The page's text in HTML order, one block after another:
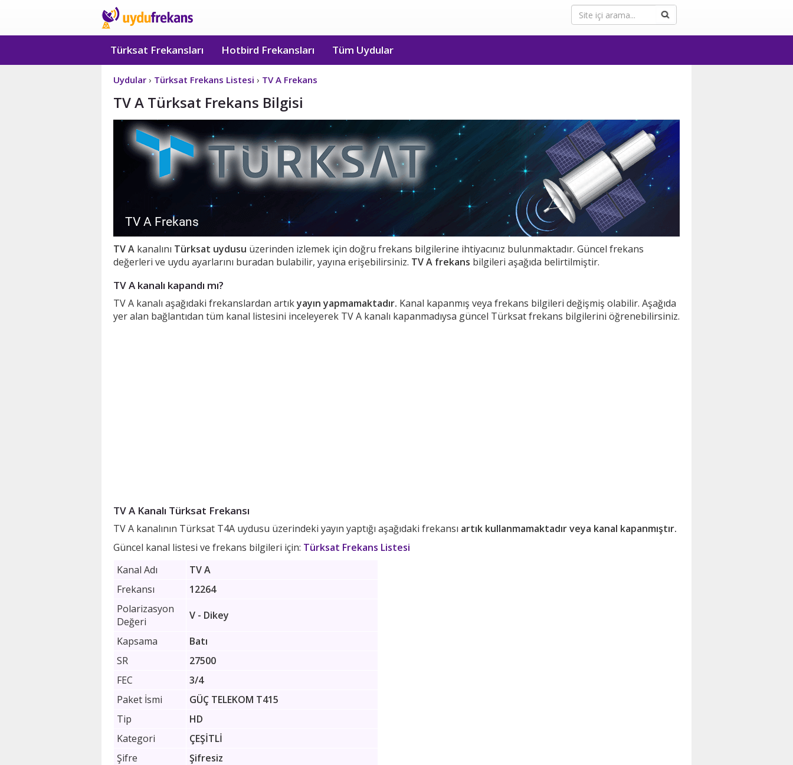
Türksat Frekansları Hotbird Frekansları Tüm Uydular
Uydular › Türksat Frekans Listesi › TV A Frekans
TV A Türksat Frekans Bilgisi
TV A kanalını Türksat uydusu üzerinden izlemek için doğru frekans bilgilerine ihtiyacınız bulunmaktadır. Güncel frekans
değerleri ve uydu ayarlarını buradan bulabilir, yayına erişebilirsiniz. TV A frekans bilgileri aşağıda belirtilmiştir.
TV A kanalı kapandı mı?
TV A kanalı aşağıdaki frekanslardan artıkyayın yapmamaktadır. Kanal kapanmış veya frekans bilgileri değişmiş olabilir. Aşağıda
yer alan bağlantıdan tüm kanal listesini inceleyerek TV A kanalı kapanmadıysa güncel Türksat frekans bilgilerini öğrenebilirsiniz.
TV A Kanalı Türksat Frekansı
TV A kanalının Türksat T4A uydusu üzerindeki yayın yaptığı aşağıdaki frekansı artık kullanmamaktadır veya kanal kapanmıştır.
Güncel kanal listesi ve frekans bilgileri için: Türksat Frekans Listesi
Kanal Adı
TV A
Frekansı
12264
Polarizasyon
Değeri
V - Dikey
Kapsama
Batı
SR
27500
FEC
3/4
Paket İsmi
GÜÇ TELEKOM T415
Tip
HD
Kategori
ÇEŞİTLİ
Şifre
Şifresiz